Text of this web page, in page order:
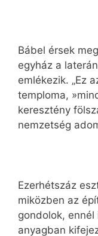
Bábel érsek
egyház a
emlékezik. „Ez
temploma,
keresztény
nemzetség
Ezerhétszáz
miközben az
gondolok,
anyagban